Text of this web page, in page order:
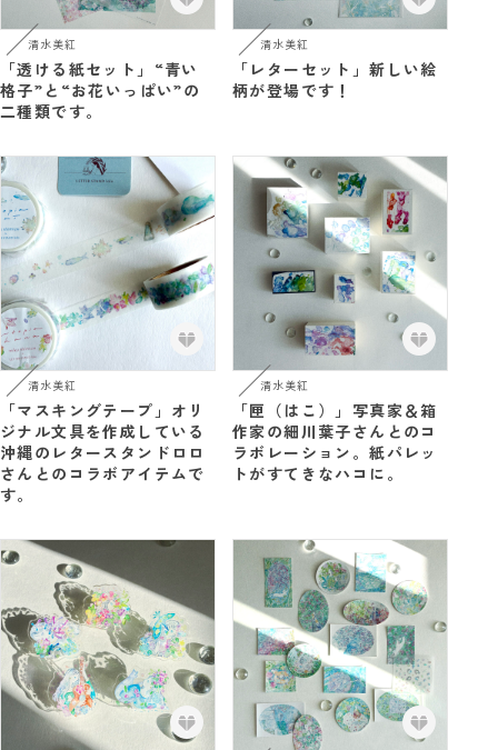
清水美紅
「透ける紙セット」“青い
格子”と“お花いっぱい”の
二種類です。
清水美紅
「レターセット」新しい絵
柄が登場です！
清水美紅
「マスキングテープ」オリ
ジナル文具を作成している
沖縄のレタースタンドロロ
さんとのコラボアイテムで
す。
清水美紅
「匣（はこ）」写真家＆箱
作家の細川葉子さんとのコ
ラボレーション。紙パレッ
トがすてきなハコに。